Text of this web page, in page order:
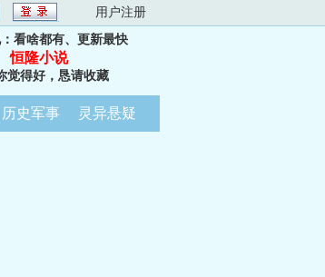
用户注册
看啥都有、更新最快
恒隆小说
觉得好，恳请收藏
历史军事 灵异悬疑